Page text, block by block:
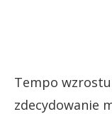
Tempo
zdecydowanie